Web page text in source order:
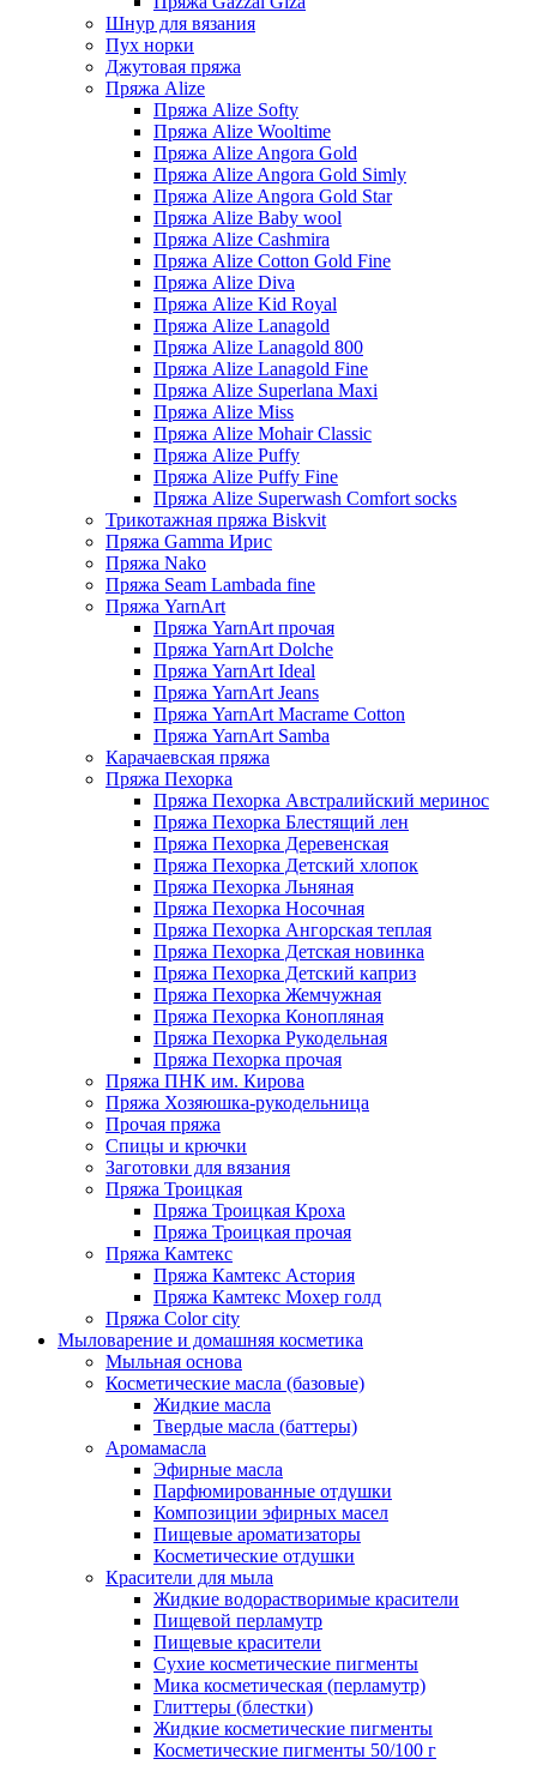
Шнур для вязания
Пух норки
Джутовая пряжа
Пряжа Alize
Пряжа Alize Softy
Пряжа Alize Wooltime
Пряжа Alize Angora Gold
Пряжа Alize Angora Gold Simly
Пряжа Alize Angora Gold Star
Пряжа Alize Baby wool
Пряжа Alize Cashmira
Пряжа Alize Cotton Gold Fine
Пряжа Alize Diva
Пряжа Alize Kid Royal
Пряжа Alize Lanagold
Пряжа Alize Lanagold 800
Пряжа Alize Lanagold Fine
Пряжа Alize Superlana Maxi
Пряжа Alize Miss
Пряжа Alize Mohair Classic
Пряжа Alize Puffy
Пряжа Alize Puffy Fine
Пряжа Alize Superwash Comfort socks
Трикотажная пряжа Biskvit
Пряжа Gamma Ирис
Пряжа Nako
Пряжа Seam Lambada fine
Пряжа YarnArt
Пряжа YarnArt прочая
Пряжа YarnArt Dolche
Пряжа YarnArt Ideal
Пряжа YarnArt Jeans
Пряжа YarnArt Macrame Cotton
Пряжа YarnArt Samba
Карачаевская пряжа
Пряжа Пехорка
Пряжа Пехорка Австралийский меринос
Пряжа Пехорка Блестящий лен
Пряжа Пехорка Деревенская
Пряжа Пехорка Детский хлопок
Пряжа Пехорка Льняная
Пряжа Пехорка Носочная
Пряжа Пехорка Ангорская теплая
Пряжа Пехорка Детская новинка
Пряжа Пехорка Детский каприз
Пряжа Пехорка Жемчужная
Пряжа Пехорка Конопляная
Пряжа Пехорка Рукодельная
Пряжа Пехорка прочая
Пряжа ПНК им. Кирова
Пряжа Хозяюшка-рукодельница
Прочая пряжа
Спицы и крючки
Заготовки для вязания
Пряжа Троицкая
Пряжа Троицкая Кроха
Пряжа Троицкая прочая
Пряжа Камтекс
Пряжа Камтекс Астория
Пряжа Камтекс Мохер голд
Пряжа Color city
Мыловарение и домашняя косметика
Мыльная основа
Косметические масла (базовые)
Жидкие масла
Твердые масла (баттеры)
Аромамасла
Эфирные масла
Парфюмированные отдушки
Композиции эфирных масел
Пищевые ароматизаторы
Косметические отдушки
Красители для мыла
Жидкие водорастворимые красители
Пищевой перламутр
Пищевые красители
Сухие косметические пигменты
Мика косметическая (перламутр)
Глиттеры (блестки)
Жидкие косметические пигменты
Косметические пигменты 50/100 г